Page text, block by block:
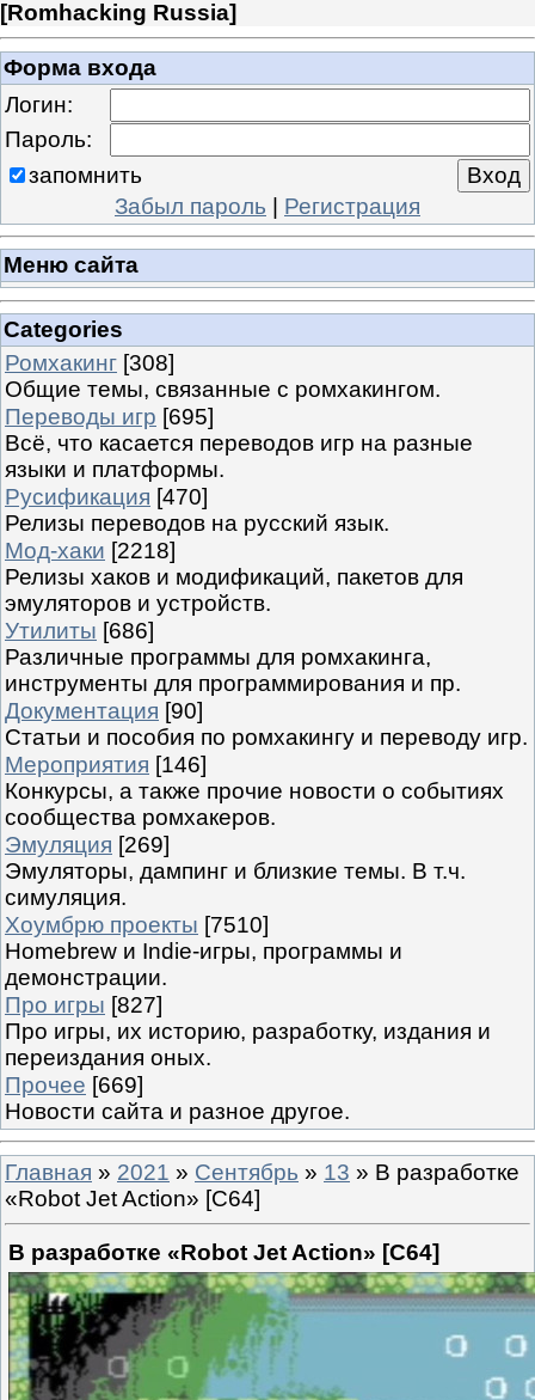
[Romhacking Russia]
Форма входа
Логин:
Пароль:
запомнить
Забыл пароль | Регистрация
Меню сайта
Categories
Ромхакинг [308]
Общие темы, связанные с ромхакингом.
Переводы игр [695]
Всё, что касается переводов игр на разные
языки и платформы.
Русификация [470]
Релизы переводов на русский язык.
Мод-хаки [2218]
Релизы хаков и модификаций, пакетов для
эмуляторов и устройств.
Утилиты [686]
Различные программы для ромхакинга,
инструменты для программирования и пр.
Документация [90]
Статьи и пособия по ромхакингу и переводу игр.
Мероприятия [146]
Конкурсы, а также прочие новости о событиях
сообщества ромхакеров.
Эмуляция [269]
Эмуляторы, дампинг и близкие темы. В т.ч.
симуляция.
Хоумбрю проекты [7510]
Homebrew и Indie-игры, программы и
демонстрации.
Про игры [827]
Про игры, их историю, разработку, издания и
переиздания оных.
Прочее [669]
Новости сайта и разное другое.
Главная » 2021 » Сентябрь » 13 » В разработке
«Robot Jet Action» [C64]
В разработке «Robot Jet Action» [C64]